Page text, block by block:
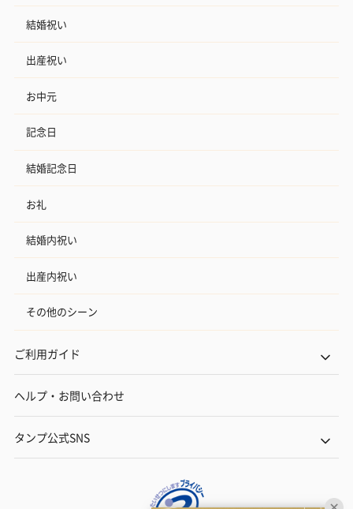
結婚祝い
出産祝い
お中元
記念日
結婚記念日
お礼
結婚内祝い
出産内祝い
その他のシーン
ご利用ガイド
ヘルプ・お問い合わせ
タンプ公式SNS